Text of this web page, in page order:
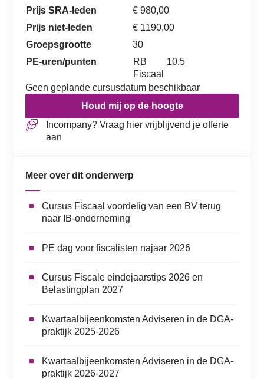
Prijs SRA-leden
€ 980,00
Prijs niet-leden
€ 1190,00
Groepsgrootte
30
PE-uren/punten
RB
Fiscaal
10.5
Geen geplande cursusdatum beschikbaar
Houd mij op de hoogte
Incompany? Vraag hier vrijblijvend je offerte
aan
Meer over dit onderwerp
Cursus Fiscaal voordelig van een BV terug
naar IB-onderneming
PE dag voor fiscalisten najaar 2026
Cursus Fiscale eindejaarstips 2026 en
Belastingplan 2027
Kwartaalbijeenkomsten Adviseren in de DGA-
praktijk 2025-2026
Kwartaalbijeenkomsten Adviseren in de DGA-
praktijk 2026-2027